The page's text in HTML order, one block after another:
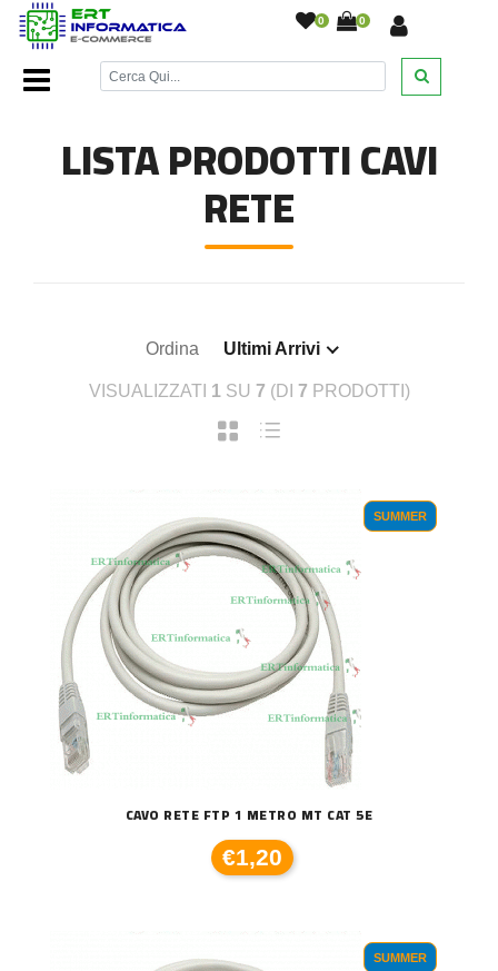
0 0
Home Page/Cavetteria/Cavi rete/
LISTA PRODOTTI CAVI
RETE
Ordina Ultimi Arrivi
VISUALIZZATI 1 SU 7 (DI 7 PRODOTTI)
SUMMER
CAVO RETE FTP 1 METRO MT CAT 5E
€1,20
SUMMER